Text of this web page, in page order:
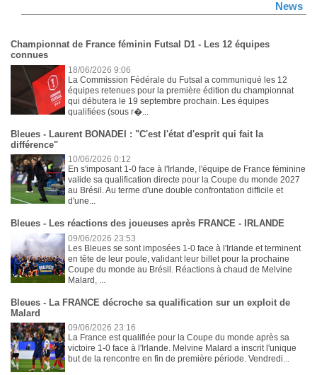
News
Championnat de France féminin Futsal D1 - Les 12 équipes
connues
18/06/2026 9:06
La Commission Fédérale du Futsal a communiqué les 12
équipes retenues pour la première édition du championnat
qui débutera le 19 septembre prochain. Les équipes
qualifiées (sous r�...
Bleues - Laurent BONADEI : "C'est l'état d'esprit qui fait la
différence"
10/06/2026 0:12
En s'imposant 1-0 face à l'Irlande, l'équipe de France féminine
valide sa qualification directe pour la Coupe du monde 2027
au Brésil. Au terme d'une double confrontation difficile et
d'une...
Bleues - Les réactions des joueuses après FRANCE - IRLANDE
09/06/2026 23:53
Les Bleues se sont imposées 1-0 face à l'Irlande et terminent
en tête de leur poule, validant leur billet pour la prochaine
Coupe du monde au Brésil. Réactions à chaud de Melvine
Malard, ...
Bleues - La FRANCE décroche sa qualification sur un exploit de
Malard
09/06/2026 23:16
La France est qualifiée pour la Coupe du monde après sa
victoire 1-0 face à l'Irlande. Melvine Malard a inscrit l'unique
but de la rencontre en fin de première période. Vendredi...